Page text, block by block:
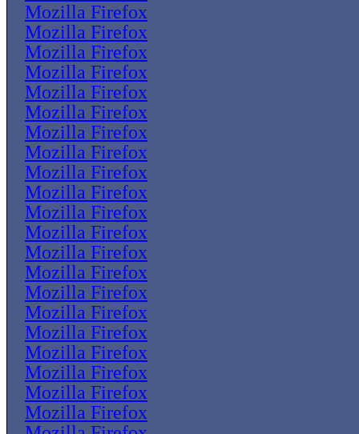
Mozilla Firefox
Mozilla Firefox
Mozilla Firefox
Mozilla Firefox
Mozilla Firefox
Mozilla Firefox
Mozilla Firefox
Mozilla Firefox
Mozilla Firefox
Mozilla Firefox
Mozilla Firefox
Mozilla Firefox
Mozilla Firefox
Mozilla Firefox
Mozilla Firefox
Mozilla Firefox
Mozilla Firefox
Mozilla Firefox
Mozilla Firefox
Mozilla Firefox
Mozilla Firefox